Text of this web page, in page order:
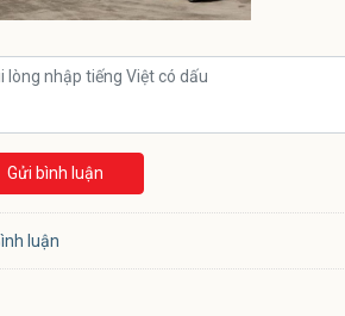
Gửi bình luận
luận